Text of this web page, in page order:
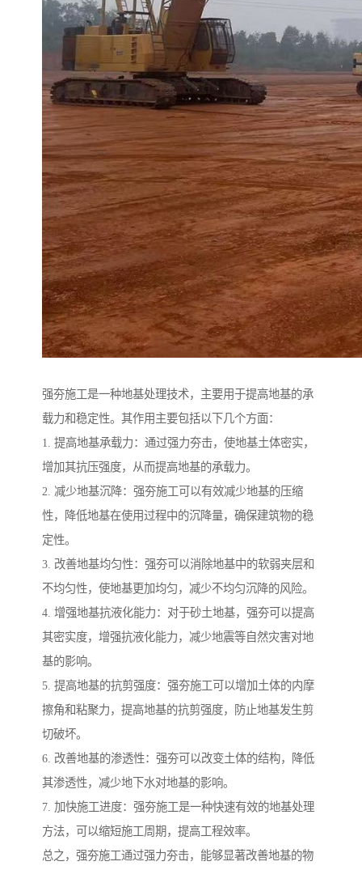
强夯施工是一种地基处理技术，主要用于提高地基的承
载力和稳定性。其作用主要包括以下几个方面：
1. 提高地基承载力：通过强力夯击，使地基土体密实，
增加其抗压强度，从而提高地基的承载力。
2. 减少地基沉降：强夯施工可以有效减少地基的压缩
性，降低地基在使用过程中的沉降量，确保建筑物的稳
定性。
3. 改善地基均匀性：强夯可以消除地基中的软弱夹层和
不均匀性，使地基更加均匀，减少不均匀沉降的风险。
4. 增强地基抗液化能力：对于砂土地基，强夯可以提高
其密实度，增强抗液化能力，减少地震等自然灾害对地
基的影响。
5. 提高地基的抗剪强度：强夯施工可以增加土体的内摩
擦角和粘聚力，提高地基的抗剪强度，防止地基发生剪
切破坏。
6. 改善地基的渗透性：强夯可以改变土体的结构，降低
其渗透性，减少地下水对地基的影响。
7. 加快施工进度：强夯施工是一种快速有效的地基处理
方法，可以缩短施工周期，提高工程效率。
总之，强夯施工通过强力夯击，能够显著改善地基的物